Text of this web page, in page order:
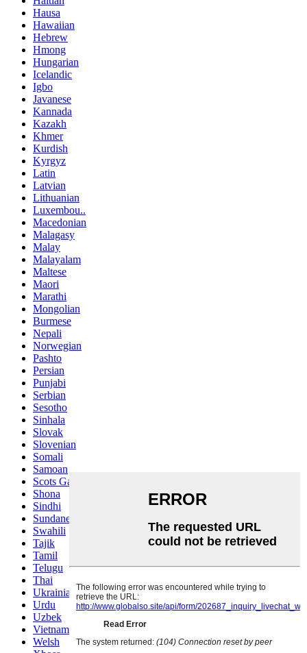
Hausa
Hawaiian
Hebrew
Hmong
Hungarian
Icelandic
Igbo
Javanese
Kannada
Kazakh
Khmer
Kurdish
Kyrgyz
Latin
Latvian
Lithuanian
Luxembou..
Macedonian
Malagasy
Malay
Malayalam
Maltese
Maori
Marathi
Mongolian
Burmese
Nepali
Norwegian
Pashto
Persian
Punjabi
Serbian
Sesotho
Sinhala
Slovak
Slovenian
Somali
Samoan
Scots Gaelic
Shona
Sindhi
Sundanese
Swahili
Tajik
Tamil
Telugu
Thai
Ukrainian
Urdu
Uzbek
Vietnamese
Welsh